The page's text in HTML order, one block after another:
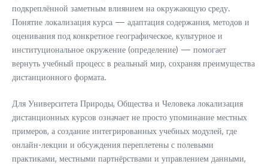
подкреплённой заметным влиянием на окружающую среду.
Понятие локализация курса — адаптация содержания, методов и
оценивания под конкретное географическое, культурное и
институциональное окружение (определение) — помогает
вернуть учебный процесс в реальный мир, сохраняя преимущества
дистанционного формата.
Для Университета Природы, Общества и Человека локализация
дистанционных курсов означает не просто упоминание местных
примеров, а создание интегрированных учебных модулей, где
онлайн-лекции и обсуждения переплетены с полевыми
практиками, местными партнёрствами и управлением данными,